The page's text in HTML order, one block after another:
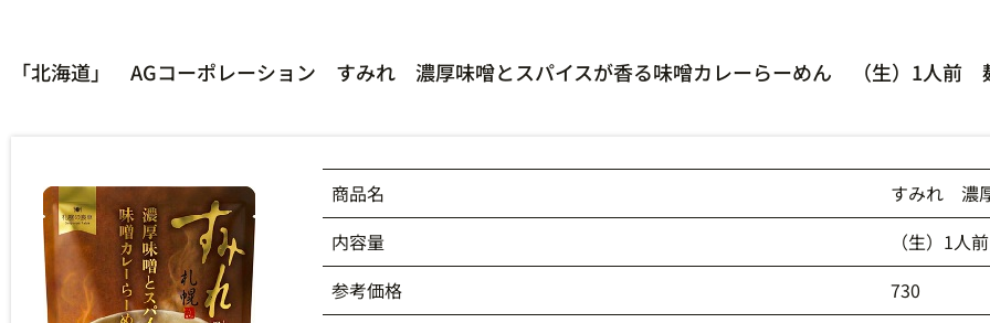
「北海道」 AGコーポレーション すみれ 濃厚味噌とスパイスが香る味噌カレーらーめん （生）1人前
商品名
すみれ 濃
内容量
（生）1
参考価格
730